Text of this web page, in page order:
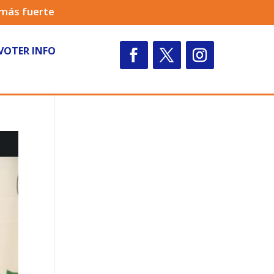
fuerte
INFO